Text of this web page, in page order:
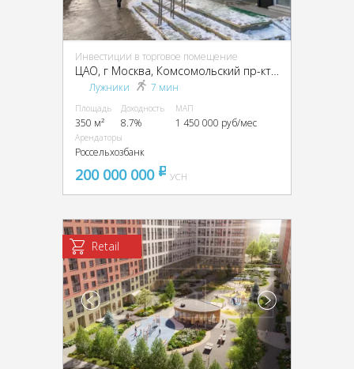
Инвестиции в торговое помещение
Лужники 7 мин
Площадь
350 м²
Доходность
8.7%
МАП
1 450 000 руб/мес
Арендаторы
Россельхозбанк
200 000 000 pуб
УСН
Retail